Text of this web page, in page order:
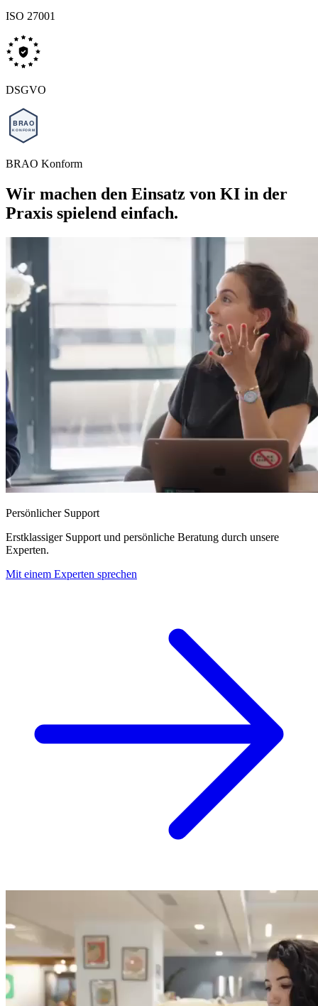
ISO 27001
DSGVO
BRAO Konform
Wir machen den Einsatz von KI in der
Praxis spielend einfach.
Persönlicher Support
Erstklassiger Support und persönliche Beratung durch unsere
Experten.
Mit einem Experten sprechen